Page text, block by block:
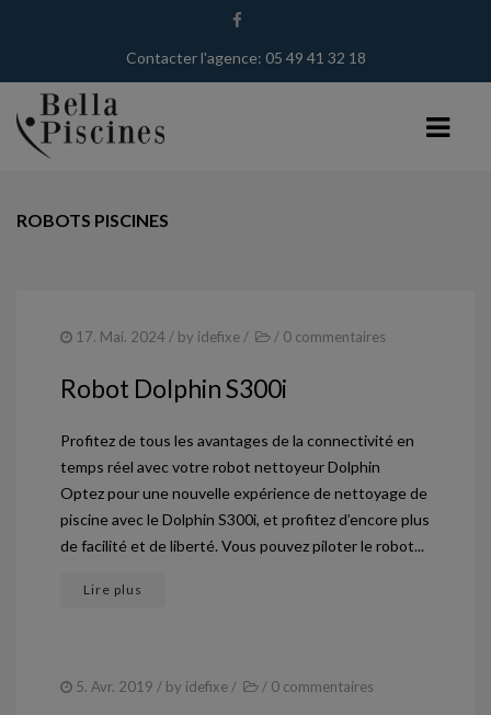
Contacter l'agence: 05 49 41 32 18
BELLA PISCINES
NOS TECHNIQUES
PISCINES
PISCINES COQUES À FONDS PLAT
PISCINES COQUES FONDS INCLINÉS
PISCINES COQUES ÉVOLUTIVES
ROBOTS PISCINES
17. Mai. 2024 / by idefixe / / 0 commentaires
Robot Dolphin S300i
Profitez de tous les avantages de la connectivité en
temps réel avec votre robot nettoyeur Dolphin
Optez pour une nouvelle expérience de nettoyage de
piscine avec le Dolphin S300i, et profitez d’encore plus
de facilité et de liberté. Vous pouvez piloter le robot...
Lire plus
5. Avr. 2019 / by idefixe / / 0 commentaires